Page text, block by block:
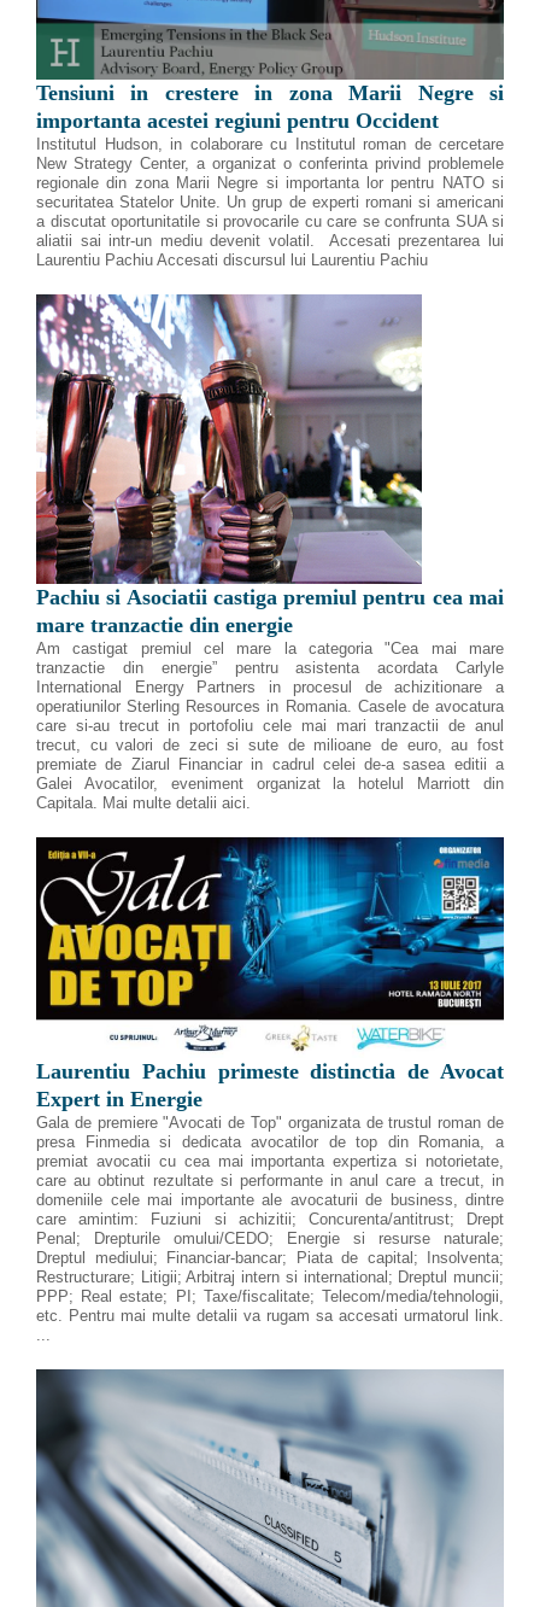
Tensiuni in crestere in zona Marii Negre si
importanta acestei regiuni pentru Occident
Institutul Hudson, in colaborare cu Institutul roman de cercetare
New Strategy Center, a organizat o conferinta privind problemele
regionale din zona Marii Negre si importanta lor pentru NATO si
securitatea Statelor Unite. Un grup de experti romani si americani
a discutat oportunitatile si provocarile cu care se confrunta SUA si
aliatii sai intr-un mediu devenit volatil. Accesati prezentarea lui
Laurentiu Pachiu Accesati discursul lui Laurentiu Pachiu
Pachiu si Asociatii castiga premiul pentru cea mai
mare tranzactie din energie
Am castigat premiul cel mare la categoria "Cea mai mare
tranzactie din energie” pentru asistenta acordata Carlyle
International Energy Partners in procesul de achizitionare a
operatiunilor Sterling Resources in Romania. Casele de avocatura
care si-au trecut in portofoliu cele mai mari tranzactii de anul
trecut, cu valori de zeci si sute de milioane de euro, au fost
premiate de Ziarul Financiar in cadrul celei de-a sasea editii a
Galei Avocatilor, eveniment organizat la hotelul Marriott din
Capitala. Mai multe detalii aici.
Laurentiu Pachiu primeste distinctia de Avocat
Expert in Energie
Gala de premiere "Avocati de Top" organizata de trustul roman de
presa Finmedia si dedicata avocatilor de top din Romania, a
premiat avocatii cu cea mai importanta expertiza si notorietate,
care au obtinut rezultate si performante in anul care a trecut, in
domeniile cele mai importante ale avocaturii de business, dintre
care amintim: Fuziuni si achizitii; Concurenta/antitrust; Drept
Penal; Drepturile omului/CEDO; Energie si resurse naturale;
Dreptul mediului; Financiar-bancar; Piata de capital; Insolventa;
Restructurare; Litigii; Arbitraj intern si international; Dreptul muncii;
PPP; Real estate; PI; Taxe/fiscalitate; Telecom/media/tehnologii,
etc. Pentru mai multe detalii va rugam sa accesati urmatorul link.